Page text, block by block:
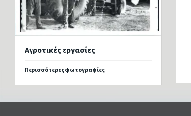
Αγροτικές εργασίες
Περισσότερες φωτογραφίες